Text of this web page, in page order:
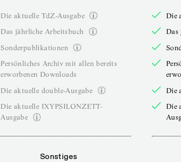
Die aktuelle TdZ-Ausgabe
Das jährliche Arbeitsbuch
Sonderpublikationen
Persönliches Archiv mit allen bereits
erworbenen Downloads
Die aktuelle double-Ausgabe
Die aktuelle IXYPSILONZETT-
Ausgabe
Sonstiges
Die
Das
Die
Die